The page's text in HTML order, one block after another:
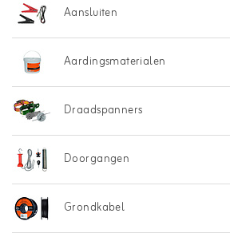
Aansluiten
Aardingsmaterialen
Draadspanners
Doorgangen
Grondkabel